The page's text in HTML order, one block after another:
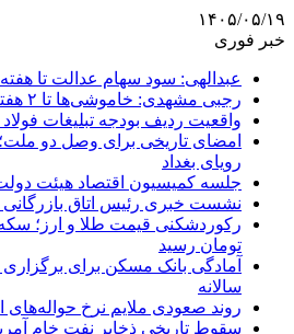
۱۴۰۵/۰۵/۱۹
خبر فوری
عبدالهی: سود سهام عدالت تا
رجبی مشهدی: خاموشی‌ها تا ۲ هفته آینده به حداقل می‌رسد
واقعیت ردیف بودجه تبلیغات
امضای تاریخی برای وصل دو
رویای بغداد
جلسه کمیسیون اقتصاد هیئت
نشست خبری رئیس اتاق بازرگانی
تومان رسید
آمادگی بانک مسکن برای
سالانه
روند صعودی ملایم نرخ حواله‌های
سقوط تاریخی ذخایر نفت خام